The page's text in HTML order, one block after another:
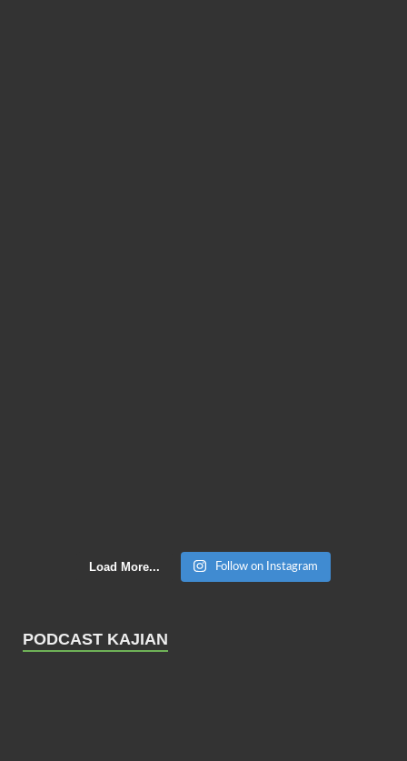
Load More... Follow on Instagram
PODCAST KAJIAN